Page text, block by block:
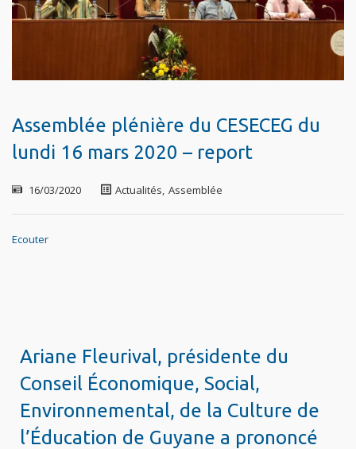
Assemblée plénière du CESECEG du
lundi 16 mars 2020 – report
16/03/2020 Actualités, Assemblée
Ecouter
Ariane Fleurival, présidente du
Conseil Économique, Social,
Environnemental, de la Culture de
l’Éducation de Guyane a prononcé